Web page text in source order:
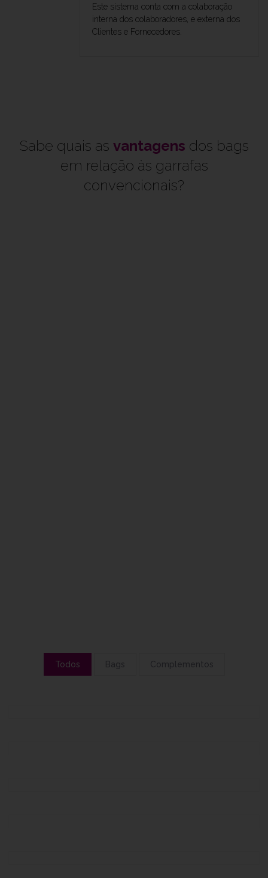
Este sistema conta com a colaboração
interna dos colaboradores, e externa dos
Clientes e Fornecedores.
Sabe quais as vantagens dos bags
em relação às garrafas
convencionais?
Todos Bags Complementos